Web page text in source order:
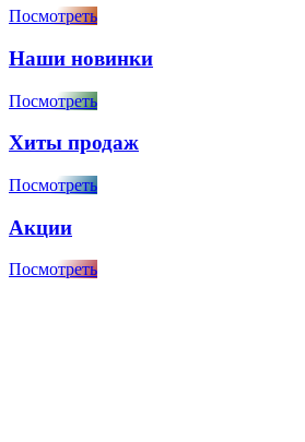
Посмотреть
Наши новинки
Посмотреть
Хиты продаж
Посмотреть
Акции
Посмотреть